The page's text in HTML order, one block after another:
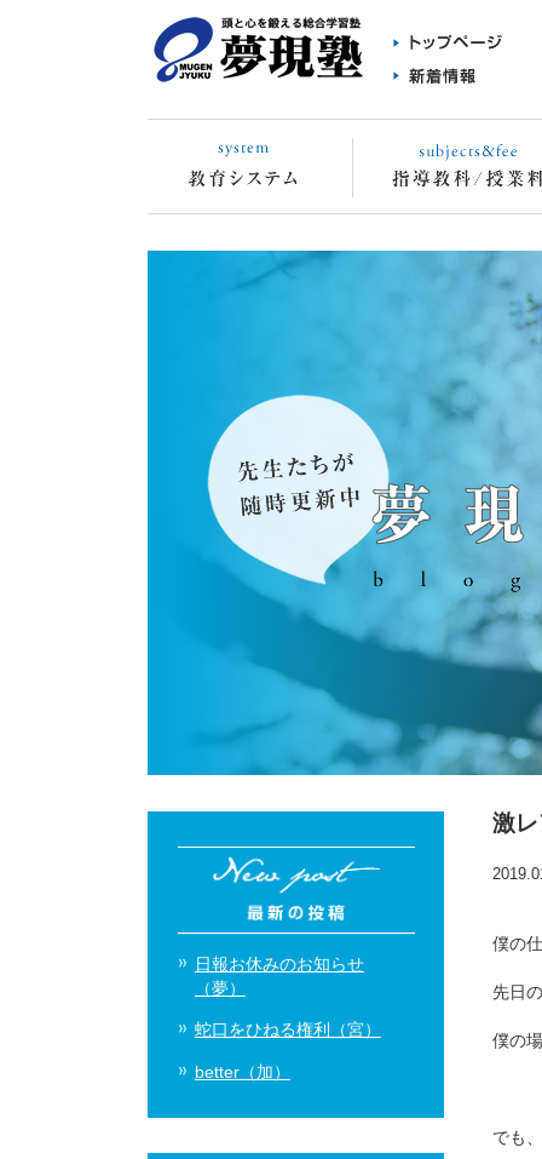
激
僕の
先日
僕の
でも
日報お休みのお知らせ
（夢）
蛇口をひねる権利（宮）
better（加）